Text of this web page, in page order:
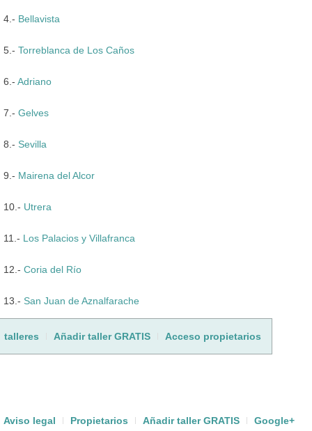
4.- Bellavista
5.- Torreblanca de Los Caños
6.- Adriano
7.- Gelves
8.- Sevilla
9.- Mairena del Alcor
10.- Utrera
11.- Los Palacios y Villafranca
12.- Coria del Río
13.- San Juan de Aznalfarache
talleres Añadir taller GRATIS Acceso propietarios
Aviso legal Propietarios Añadir taller GRATIS Google+